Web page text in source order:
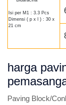
Isi per M1 : 3.3 Pcs
Dimensi ( p x l ) : 30 x
21 cm
harga
Paving Block/